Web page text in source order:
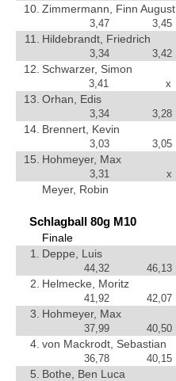
10. Zimmermann, Finn August
3,47 3,45
11. Hildebrandt, Friedrich
3,34 3,42
12. Schwarzer, Simon
3,41 x
13. Orhan, Edis
3,34 3,28
14. Brennert, Kevin
3,03 3,05
15. Hohmeyer, Max
3,31 x
Meyer, Robin
Schlagball 80g M10
Finale
1.
Deppe, Luis
44,32 46,13
2. Helmecke, Moritz
41,92 42,07
3. Hohmeyer, Max
37,99 40,50
4. von Mackrodt, Sebastian
36,78 40,15
5. Bothe, Ben Luca